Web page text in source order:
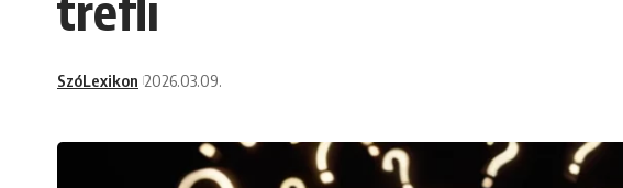
SzóLexikon 2026.03.09.